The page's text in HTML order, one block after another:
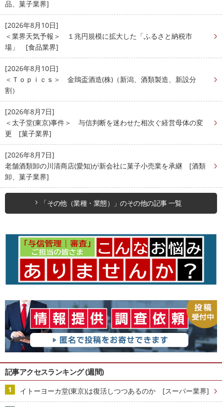
品、菓子業界]
[2026年8月10日]
＜業界天気予報＞ １兆円規模に拡大した「ふるさと納税市
場」 [食品業界]
[2026年8月10日]
＜Ｔｏｐｉｃｓ＞ 金鵄盃酒造(株)（新潟、酒類製造、新設分
割）
[2026年8月7日]
＜太子堂(東京)事件＞ 与信判断を迷わせた相次ぐ経営母体の変
更 [菓子業界]
[2026年8月7日]
老舗酒類卸の川清商店(愛知)が新会社に菓子小売業を承継 [酒類
卸、菓子業界]
「その他（業種・業態）」のその他の記事 一覧
記事アクセスランキング (週間)
イトーヨーカ堂(東京)は復活しつつあるのか [スーパー業界]